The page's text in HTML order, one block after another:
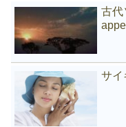
古代
サイ